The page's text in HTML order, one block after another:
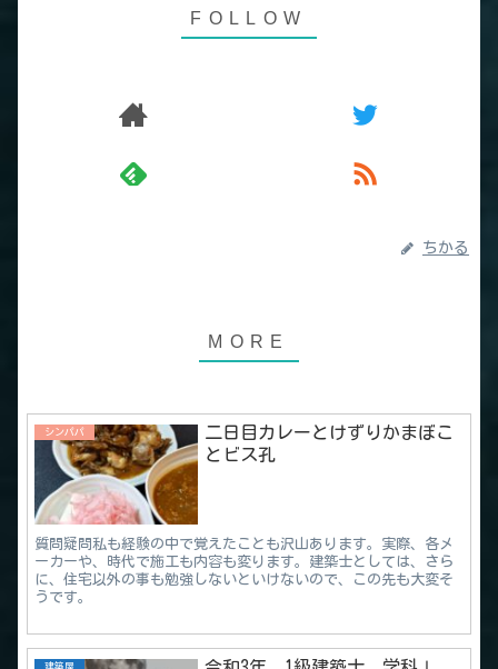
ちかる
シンパパ
二日目カレーとけずりかまぼこ
とビス孔
質問疑問私も経験の中で覚えたことも沢山あります。実際、各メ
ーカーや、時代で施工も内容も変ります。建築士としては、さら
に、住宅以外の事も勉強しないといけないので、この先も大変そ
うです。
建築屋